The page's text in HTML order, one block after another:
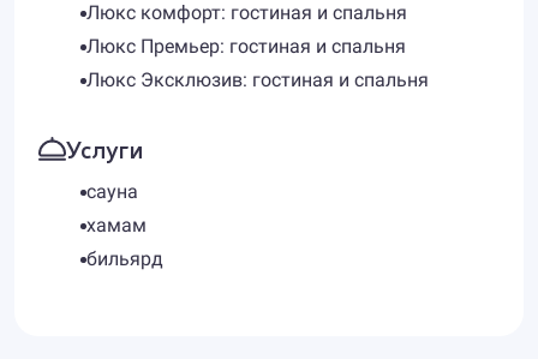
Люкс комфорт: гостиная и спальня
Люкс Премьер: гостиная и спальня
Люкс Эксклюзив: гостиная и спальня
Услуги
сауна
хамам
бильярд